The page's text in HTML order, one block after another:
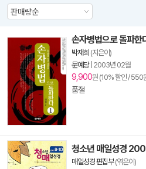
손자병법으로 돌파한
박재희 (지은이)
문예당| 2003년 02월
9,900원 (10% 할인 / 550
품절
청소년 매일성경
매일성경 편집부(엮은이)